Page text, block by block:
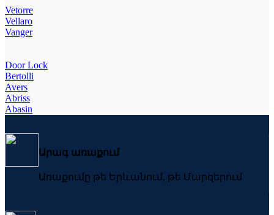
Vetorre
Vellaro
Vanger
Door Lock
Bertolli
Avers
Abriss
Abasin
Արագ առաքում
Առաքումը թե Երևանում, թե Մարզերում